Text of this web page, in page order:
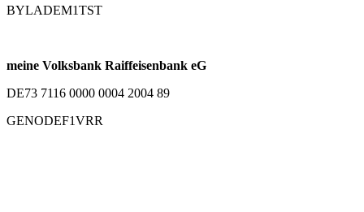
BYLADEM1TST
meine Volksbank Raiffeisenbank eG
DE73 7116 0000 0004 2004 89
GENODEF1VRR